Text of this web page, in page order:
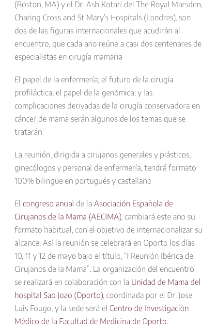
(Boston, MA) y el Dr. Ash Kotari del The Royal Marsden,
Charing Cross and St Mary’s Hospitals (Londres), son
dos de las figuras internacionales que acudirán al
encuentro, que cada año reúne a casi dos centenares de
especialistas en cirugía mamaria
El papel de la enfermería; el futuro de la cirugía
profiláctica; el papel de la genómica; y las
complicaciones derivadas de la cirugía conservadora en
cáncer de mama serán algunos de los temas que se
tratarán
La reunión, dirigida a cirujanos generales y plásticos,
ginecólogos y personal de enfermería, tendrá formato
100% bilingüe en portugués y castellano
El congreso anual de la Asociación Española de
Cirujanos de la Mama (AECIMA), cambiará este año su
formato habitual, con el objetivo de internacionalizar su
alcance. Así la reunión se celebrará en Oporto los días
10, 11 y 12 de mayo bajo el título, “I Reunión Ibérica de
Cirujanos de la Mama”. La organización del encuentro
se realizará en colaboración con la Unidad de Mama del
hospital Sao Joao (Oporto), coordinada por el Dr. Jose
Luis Fougo, y la sede será el Centro de Investigación
Médico de la Facultad de Medicina de Oporto.